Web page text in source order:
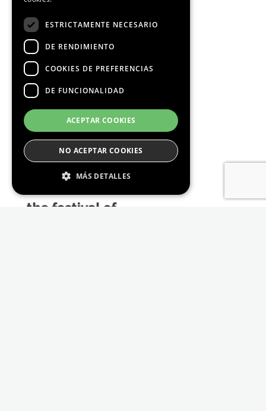
Media Partners
ESTRICTAMENTE NECESARIO
DE RENDIMIENTO
COOKIES DE PREFERENCIAS
DE FUNCIONALIDAD
ACEPTAR COOKIES
NO ACEPTAR COOKIES
MÁS DETALLES